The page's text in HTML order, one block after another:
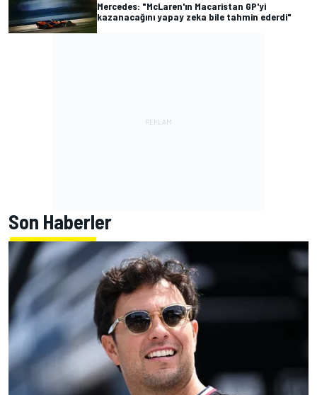
Mercedes: "McLaren'ın Macaristan GP'yi
kazanacağını yapay zeka bile tahmin ederdi"
Son Haberler